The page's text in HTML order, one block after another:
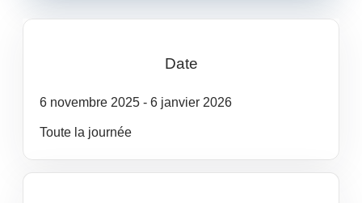
Date
6 novembre 2025 - 6 janvier 2026
Toute la journée